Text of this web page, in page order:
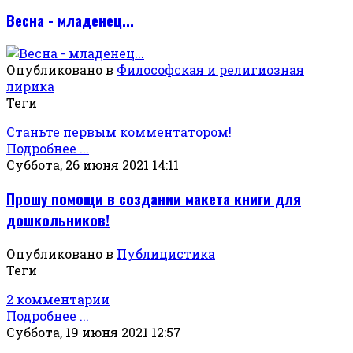
Весна - младенец...
Опубликовано в Философская и религиозная
лирика
Теги
Станьте первым комментатором!
Подробнее ...
Суббота, 26 июня 2021 14:11
Прошу помощи в создании макета книги для
дошкольников!
Опубликовано в Публицистика
Теги
2 комментарии
Подробнее ...
Суббота, 19 июня 2021 12:57